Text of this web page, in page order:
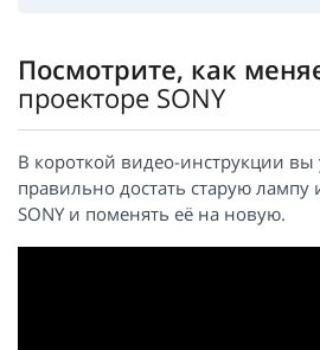
Посмотрите, как
проекторе SONY
В короткой видео-инструкции вы
правильно достать старую лампу
SONY и поменять её на новую.